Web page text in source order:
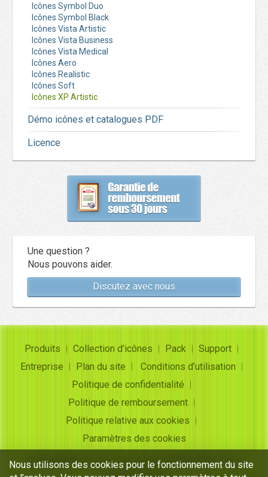
Icônes Symbol Duo
Icônes Symbol Black
Icônes Vista Artistic
Icônes Vista Business
Icônes Vista Medical
Icônes Aero
Icônes Realistic
Icônes Soft
Icônes XP Artistic
Démo icônes et catalogues PDF
Licence
Une question ?
Nous pouvons aider.
Discutez avec nous
Produits Collection d'icônes Pack
Support
Entreprise
Plan du site
Conditions d’utilisation
Politique de confidentialité
Politique de remboursement
Politique relative aux cookies
Paramètres des cookies
Copyright ©Insofta Development 2004-2026. Tous
Nous utilisons des cookies pour le fonctionnement du site